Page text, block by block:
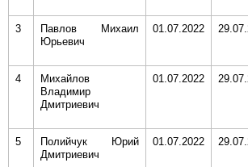
3
Павлов Михаил
Юрьевич
01.07.2022
4
Михайлов
Владимир
Дмитриевич
01.07.2022
5
Полийчук Юрий
Дмитриевич
01.07.2022